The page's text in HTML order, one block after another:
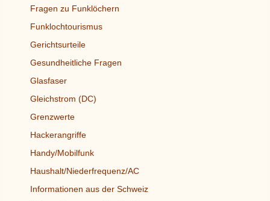
Fragen zu Funklöchern
Funklochtourismus
Gerichtsurteile
Gesundheitliche Fragen
Glasfaser
Gleichstrom (DC)
Grenzwerte
Hackerangriffe
Handy/Mobilfunk
Haushalt/Niederfrequenz/AC
Informationen aus der Schweiz